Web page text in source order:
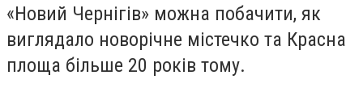
«Новий Чернігів» можна побачити, як
виглядало новорічне містечко та Красна
площа більше 20 років тому.